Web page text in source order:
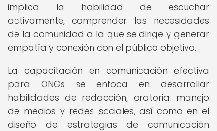
implica la habilidad de escuchar
activamente, comprender las necesidades
de la comunidad a la que se dirige y generar
empatía y conexión con el público objetivo.
La capacitación en comunicación efectiva
para ONGs se enfoca en desarrollar
habilidades de redacción, oratoria, manejo
de medios y redes sociales, así como en el
diseño de estrategias de comunicación